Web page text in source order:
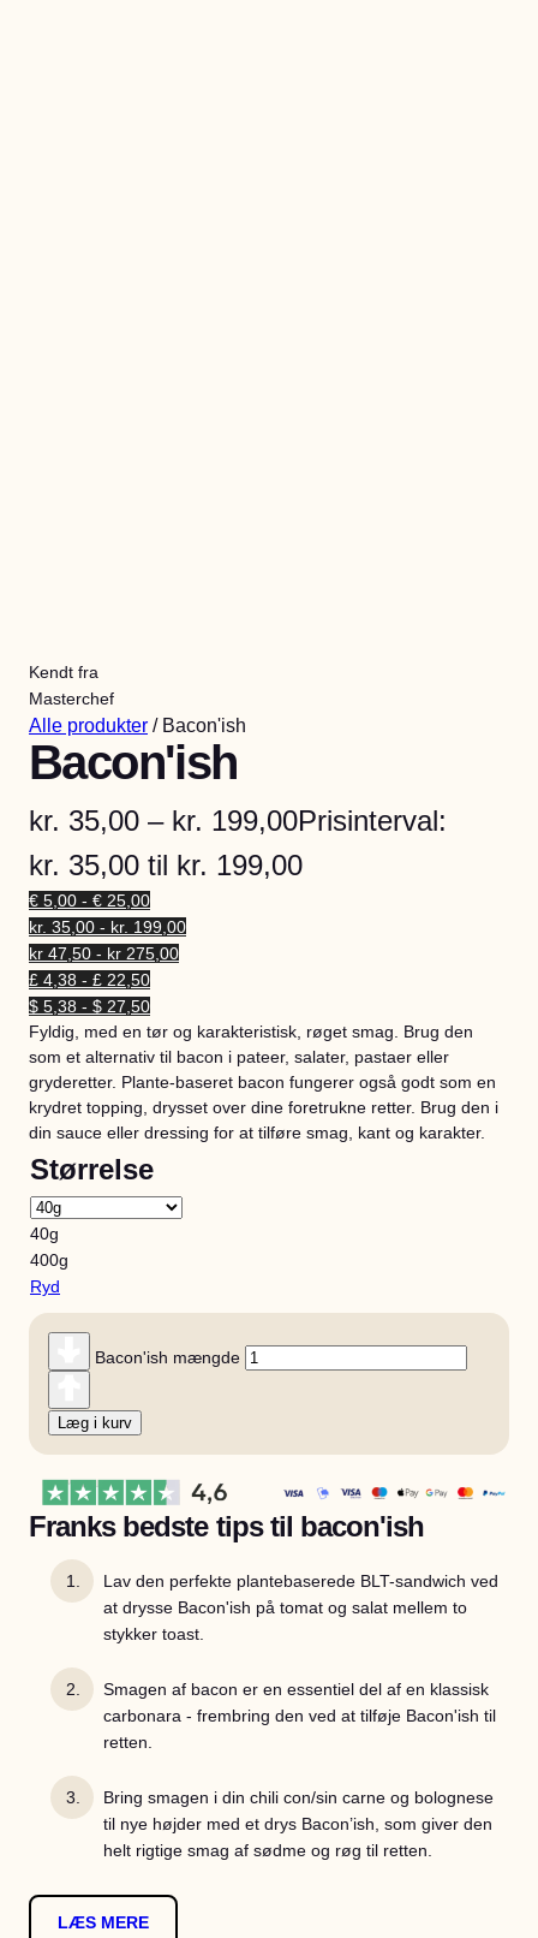
Kendt fra
Masterchef
Alle produkter / Bacon'ish
Bacon'ish
kr. 35,00 – kr. 199,00Prisinterval:
kr. 35,00 til kr. 199,00
€ 5,00 - € 25,00
kr. 35,00 - kr. 199,00
kr 47,50 - kr 275,00
£ 4,38 - £ 22,50
$ 5,38 - $ 27,50
Fyldig, med en tør og karakteristisk, røget smag. Brug den
som et alternativ til bacon i pateer, salater, pastaer eller
gryderetter. Plante-baseret bacon fungerer også godt som en
krydret topping, drysset over dine foretrukne retter. Brug den i
din sauce eller dressing for at tilføre smag, kant og karakter.
Størrelse
40g
400g
Ryd
Bacon'ish mængde
Læg i kurv
Franks bedste tips til bacon'ish
Lav den perfekte plantebaserede BLT-sandwich ved
at drysse Bacon'ish på tomat og salat mellem to
stykker toast.
Smagen af bacon er en essentiel del af en klassisk
carbonara - frembring den ved at tilføje Bacon'ish til
retten.
Bring smagen i din chili con/sin carne og bolognese
til nye højder med et drys Bacon’ish, som giver den
helt rigtige smag af sødme og røg til retten.
LÆS MERE